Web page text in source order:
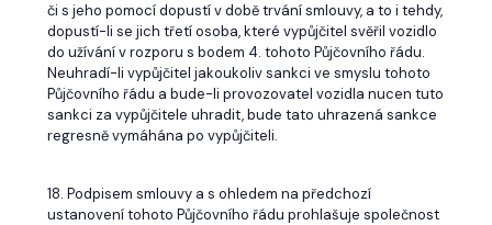
či s jeho pomocí dopustí v době trvání smlouvy, a to i tehdy,
dopustí-li se jich třetí osoba, které vypůjčitel svěřil vozidlo
do užívání v rozporu s bodem 4. tohoto Půjčovního řádu.
Neuhradí-li vypůjčitel jakoukoliv sankci ve smyslu tohoto
Půjčovního řádu a bude-li provozovatel vozidla nucen tuto
sankci za vypůjčitele uhradit, bude tato uhrazená sankce
regresně vymáhána po vypůjčiteli.
18. Podpisem smlouvy a s ohledem na předchozí
ustanovení tohoto Půjčovního řádu prohlašuje společnost